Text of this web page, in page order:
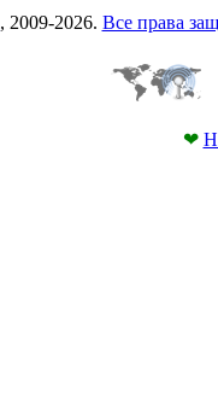
, 2009-2026. Все права
❤